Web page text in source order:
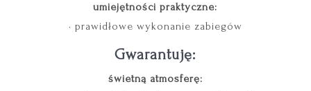
umiejętności praktyczne:
• prawidłowe wykonanie zabiegów
Gwarantuję:
świetną atmosferę: